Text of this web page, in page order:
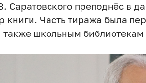
Саратовского преподнёс в
книги. Часть тиража была
также школьным библиотекам